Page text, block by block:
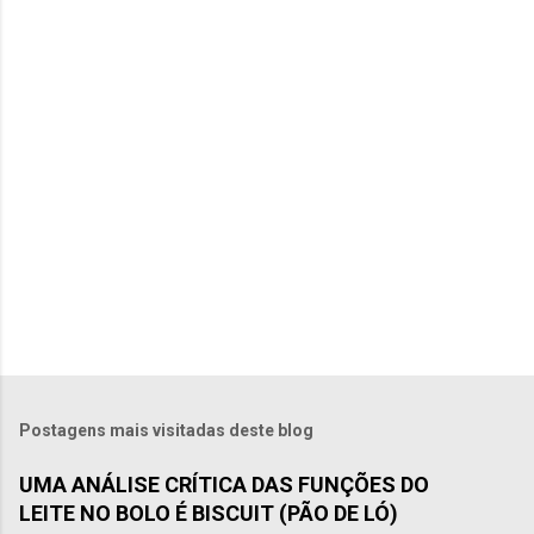
Postagens mais visitadas deste blog
UMA ANÁLISE CRÍTICA DAS FUNÇÕES DO
LEITE NO BOLO É BISCUIT (PÃO DE LÓ)